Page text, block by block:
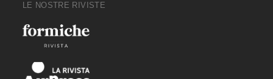
LE NOSTRE RIVISTE